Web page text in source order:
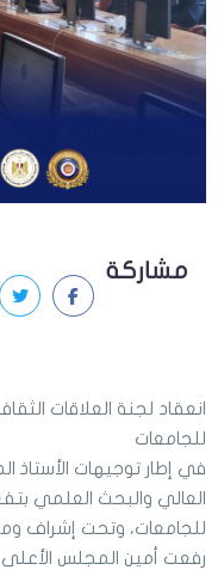
مشاركة
انعقاد لجنة العلاقات
للجامعات
في إطار توجيهات الأستاذ
العالي والبحث العلمي
للجامعات، وتحت إشراف
رفعت أمين المجلس